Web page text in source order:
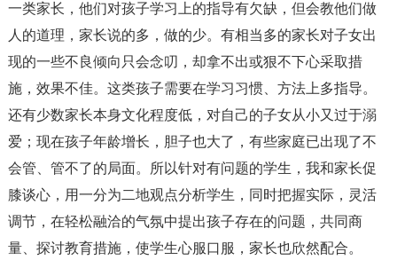
一类家长，他们对孩子学习上的指导有欠缺，但会教他们做
人的道理，家长说的多，做的少。有相当多的家长对子女出
现的一些不良倾向只会念叨，却拿不出或狠不下心采取措
施，效果不佳。这类孩子需要在学习习惯、方法上多指导。
还有少数家长本身文化程度低，对自己的子女从小又过于溺
爱；现在孩子年龄增长，胆子也大了，有些家庭已出现了不
会管、管不了的局面。所以针对有问题的学生，我和家长促
膝谈心，用一分为二地观点分析学生，同时把握实际，灵活
调节，在轻松融洽的气氛中提出孩子存在的问题，共同商
量、探讨教育措施，使学生心服口服，家长也欣然配合。